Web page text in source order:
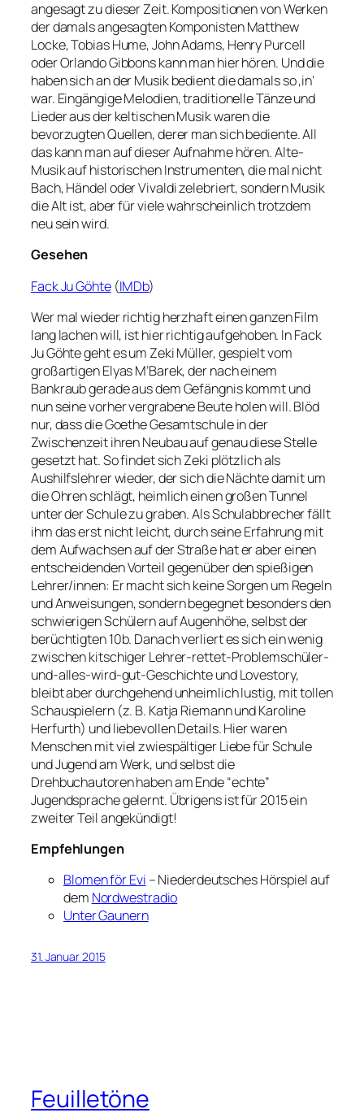
angesagt zu dieser Zeit. Kompositionen von Werken
der damals angesagten Komponisten Matthew
Locke, Tobias Hume, John Adams, Henry Purcell
oder Orlando Gibbons kann man hier hören. Und die
haben sich an der Musik bedient die damals so ‚in‘
war. Eingängige Melodien, traditionelle Tänze und
Lieder aus der keltischen Musik waren die
bevorzugten Quellen, derer man sich bediente. All
das kann man auf dieser Aufnahme hören. Alte-
Musik auf historischen Instrumenten, die mal nicht
Bach, Händel oder Vivaldi zelebriert, sondern Musik
die Alt ist, aber für viele wahrscheinlich trotzdem
neu sein wird.
Gesehen
Fack Ju Göhte(IMDb)
Wer mal wieder richtig herzhaft einen ganzen Film
lang lachen will, ist hier richtig aufgehoben. In Fack
Ju Göhte geht es um Zeki Müller, gespielt vom
großartigen Elyas M’Barek, der nach einem
Bankraub gerade aus dem Gefängnis kommt und
nun seine vorher vergrabene Beute holen will. Blöd
nur, dass die Goethe Gesamtschule in der
Zwischenzeit ihren Neubau auf genau diese Stelle
gesetzt hat. So findet sich Zeki plötzlich als
Aushilfslehrer wieder, der sich die Nächte damit um
die Ohren schlägt, heimlich einen großen Tunnel
unter der Schule zu graben. Als Schulabbrecher fällt
ihm das erst nicht leicht, durch seine Erfahrung mit
dem Aufwachsen auf der Straße hat er aber einen
entscheidenden Vorteil gegenüber den spießigen
Lehrer/innen: Er macht sich keine Sorgen um Regeln
und Anweisungen, sondern begegnet besonders den
schwierigen Schülern auf Augenhöhe, selbst der
berüchtigten 10b. Danach verliert es sich ein wenig
zwischen kitschiger Lehrer-rettet-Problemschüler-
und-alles-wird-gut-Geschichte und Lovestory,
bleibt aber durchgehend unheimlich lustig, mit tollen
Schauspielern (z. B. Katja Riemann und Karoline
Herfurth) und liebevollen Details. Hier waren
Menschen mit viel zwiespältiger Liebe für Schule
und Jugend am Werk, und selbst die
Drehbuchautoren haben am Ende “echte”
Jugendsprache gelernt. Übrigens ist für 2015 ein
zweiter Teil angekündigt!
Empfehlungen
Blomen för Evi – Niederdeutsches Hörspiel auf
dem Nordwestradio
Unter Gaunern
31. Januar 2015
Feuilletöne